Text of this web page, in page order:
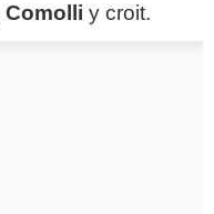
Comolli y croit.